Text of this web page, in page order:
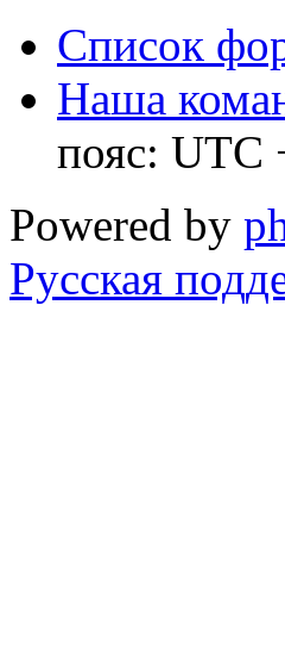
Список
Наша
пояс: UTC
Powered by
Русская